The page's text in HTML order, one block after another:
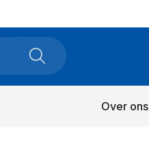
Over ons